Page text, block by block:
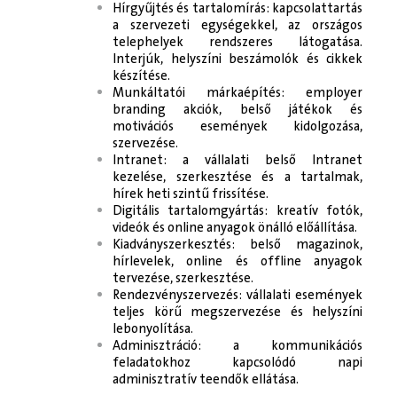
Hírgyűjtés és tartalomírás: kapcsolattartás
a szervezeti egységekkel, az országos
telephelyek rendszeres látogatása.
Interjúk, helyszíni beszámolók és cikkek
készítése.
Munkáltatói márkaépítés: employer
branding akciók, belső játékok és
motivációs események kidolgozása,
szervezése.
Intranet: a vállalati belső Intranet
kezelése, szerkesztése és a tartalmak,
hírek heti szintű frissítése.
Digitális tartalomgyártás: kreatív fotók,
videók és online anyagok önálló előállítása.
Kiadványszerkesztés: belső magazinok,
hírlevelek, online és offline anyagok
tervezése, szerkesztése.
Rendezvényszervezés: vállalati események
teljes körű megszervezése és helyszíni
lebonyolítása.
Adminisztráció: a kommunikációs
feladatokhoz kapcsolódó napi
adminisztratív teendők ellátása.